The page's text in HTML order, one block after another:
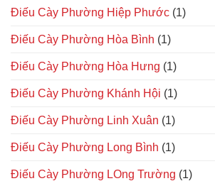
Điếu Cày Phường Hiệp Phước (1)
Điếu Cày Phường Hòa Bình (1)
Điếu Cày Phường Hòa Hưng (1)
Điếu Cày Phường Khánh Hội (1)
Điếu Cày Phường Linh Xuân (1)
Điếu Cày Phường Long Bình (1)
Điếu Cày Phường LOng Trường (1)